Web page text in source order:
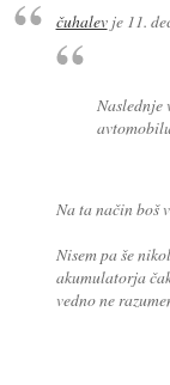
čuhalevje 11.
Naslednje
Na ta način boš
Nisem pa še
akumulatorja
vedno ne